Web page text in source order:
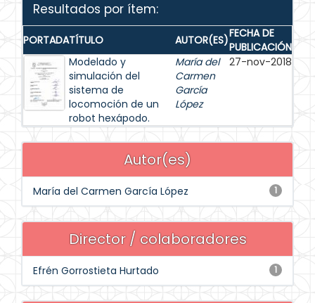
Resultados por ítem:
PORTADATÍTULO AUTOR(ES)FECHA DE
PUBLICACIÓN
Modelado y
simulación del
sistema de
locomoción de un
robot hexápodo.
María del
Carmen
García
López
27-nov-2018
Autor(es)
1
María del Carmen García López
Director / colaboradores
1
Efrén Gorrostieta Hurtado